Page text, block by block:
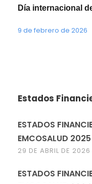
Día internacional
9 de febrero de 2026
Estados
ESTADOS
EMCOSALUD 2025
29 DE ABRIL DE 2026
ESTADOS